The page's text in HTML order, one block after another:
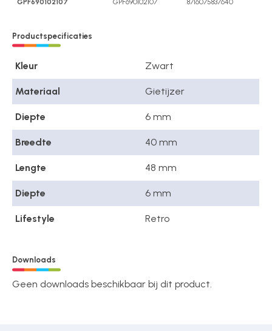
Productspecificaties
Kleur Zwart
Materiaal Gietijzer
Diepte 6 mm
Breedte 40 mm
Lengte 48 mm
Diepte 6 mm
Lifestyle Retro
Downloads
Geen downloads beschikbaar bij dit product.